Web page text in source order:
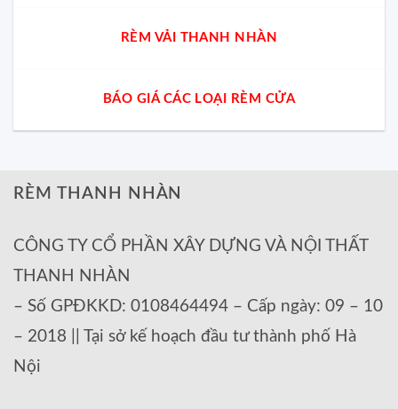
RÈM VẢI THANH NHÀN
BÁO GIÁ CÁC LOẠI RÈM CỬA
RÈM THANH NHÀN
CÔNG TY CỔ PHẦN XÂY DỰNG VÀ NỘI THẤT
THANH NHÀN
– Số GPĐKKD: 0108464494 – Cấp ngày: 09 – 10
– 2018 || Tại sở kế hoạch đầu tư thành phố Hà
Nội